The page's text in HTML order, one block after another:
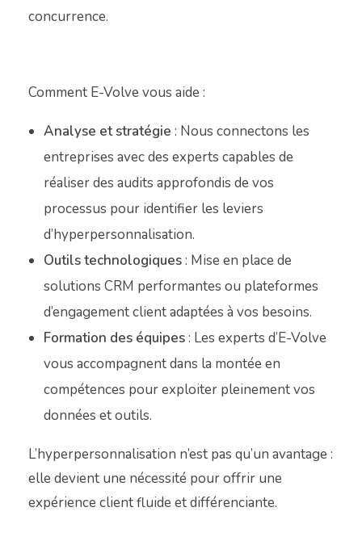
concurrence.
Comment E-Volve vous aide :
Analyse et stratégie : Nous connectons les
entreprises avec des experts capables de
réaliser des audits approfondis de vos
processus pour identifier les leviers
d’hyperpersonnalisation.
Outils technologiques: Mise en place de
solutions CRM performantes ou plateformes
d’engagement client adaptées à vos besoins.
Formation des équipes: Les experts d’E-Volve
vous accompagnent dans la montée en
compétences pour exploiter pleinement vos
données et outils.
L’hyperpersonnalisation n’est pas qu’un avantage :
elle devient une nécessité pour offrir une
expérience client fluide et différenciante.